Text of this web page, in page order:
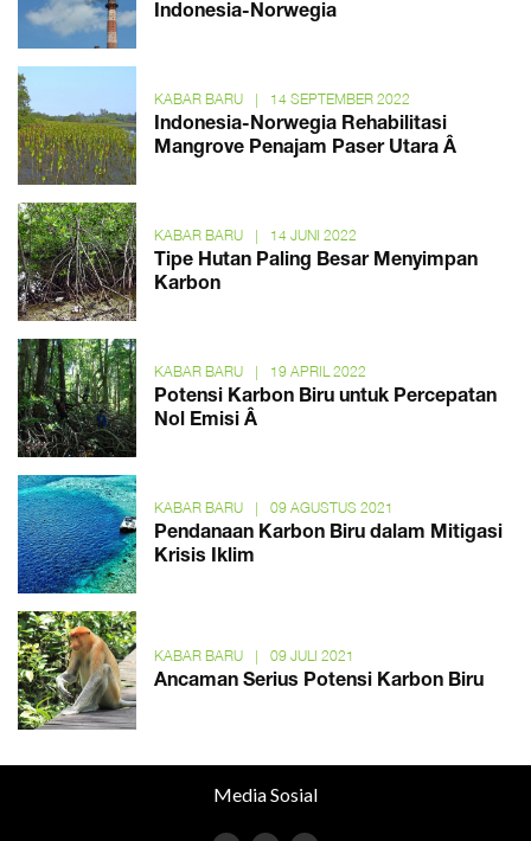
Indonesia-Norwegia
KABAR BARU | 14 SEPTEMBER 2022
Indonesia-Norwegia Rehabilitasi
Mangrove Penajam Paser Utara Â
KABAR BARU | 14 JUNI 2022
Tipe Hutan Paling Besar Menyimpan
Karbon
KABAR BARU | 19 APRIL 2022
Potensi Karbon Biru untuk Percepatan
Nol Emisi Â
KABAR BARU | 09 AGUSTUS 2021
Pendanaan Karbon Biru dalam Mitigasi
Krisis Iklim
KABAR BARU | 09 JULI 2021
Ancaman Serius Potensi Karbon Biru
Media Sosial